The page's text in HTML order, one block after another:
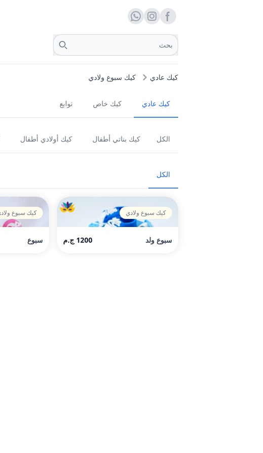
Facebook page
insta
whats
Search
كيك عادي كيك سبوع ولادي
كيك عادي كيك خاص توابع
الكل كيك بناتي أطفال كيك أولادي أطفال
الكل
كيك سبوع ولادي
سبوع ولد 1200 ج.م
كيك سبوع
سبوع